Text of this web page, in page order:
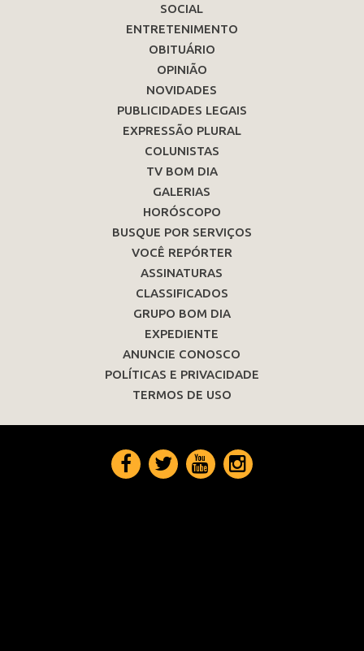
SOCIAL
ENTRETENIMENTO
OBITUÁRIO
OPINIÃO
NOVIDADES
PUBLICIDADES LEGAIS
EXPRESSÃO PLURAL
COLUNISTAS
TV BOM DIA
GALERIAS
HORÓSCOPO
BUSQUE POR SERVIÇOS
VOCÊ REPÓRTER
ASSINATURAS
CLASSIFICADOS
GRUPO BOM DIA
EXPEDIENTE
ANUNCIE CONOSCO
POLÍTICAS E PRIVACIDADE
TERMOS DE USO